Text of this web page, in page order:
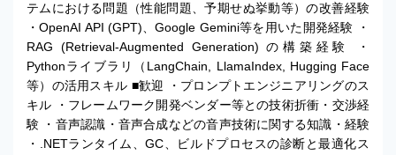
テムにおける問題（性能問題、予期せぬ挙動等）の改善経験
・OpenAI API (GPT)、Google Gemini等を用いた開発経験 ・
RAG (Retrieval-Augmented Generation) の構築経験 ・
Pythonライブラリ（LangChain, LlamaIndex, Hugging Face
等）の活用スキル ■歓迎 ・プロンプトエンジニアリングのス
キル ・フレームワーク開発ベンダー等との技術折衝・交渉経
験 ・音声認識・音声合成などの音声技術に関する知識・経験
・.NETランタイム、GC、ビルドプロセスの診断と最適化ス